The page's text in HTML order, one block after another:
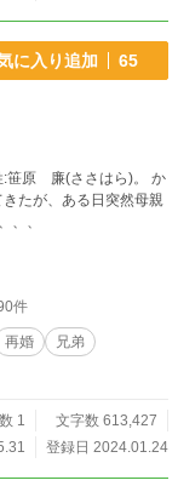
冷え切った関係（氷・
・泥・情欲）を、徹底
に入り追加 65
原 廉(ささはら)。 か
たが、ある日突然母親
、、、
件
再婚
兄弟
1
文字数 613,427
登録日 2024.01.24